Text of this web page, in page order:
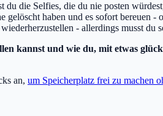
du die Selfies, die du nie posten
haben und es sofort bereuen -
- allerdings musst du
kannst und wie du, mit etwas
an, um Speicherplatz frei zu machen